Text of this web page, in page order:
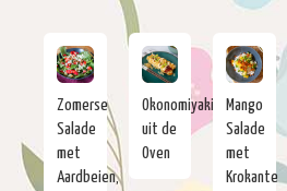
Zomerse
Salade
met
Aardbeien,
Okonomiyaki
uit de
Oven
Mango
Salade
met
Krokante